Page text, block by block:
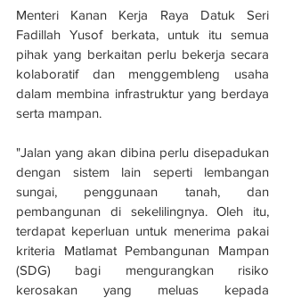
Menteri Kanan Kerja Raya Datuk Seri
Fadillah Yusof berkata, untuk itu semua
pihak yang berkaitan perlu bekerja secara
kolaboratif dan menggembleng usaha
dalam membina infrastruktur yang berdaya
serta mampan.
"Jalan yang akan dibina perlu disepadukan
dengan sistem lain seperti lembangan
sungai, penggunaan tanah, dan
pembangunan di sekelilingnya. Oleh itu,
terdapat keperluan untuk menerima pakai
kriteria Matlamat Pembangunan Mampan
(SDG) bagi mengurangkan risiko
kerosakan yang meluas kepada